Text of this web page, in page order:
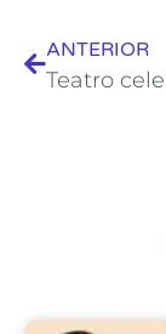
ANTERIOR